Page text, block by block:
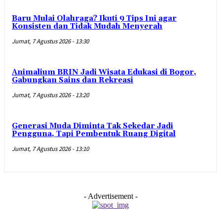
Baru Mulai Olahraga? Ikuti 9 Tips Ini agar
Konsisten dan Tidak Mudah Menyerah
Jumat, 7 Agustus 2026 - 13:30
Animalium BRIN Jadi Wisata Edukasi di Bogor,
Gabungkan Sains dan Rekreasi
Jumat, 7 Agustus 2026 - 13:20
Generasi Muda Diminta Tak Sekedar Jadi
Pengguna, Tapi Pembentuk Ruang Digital
Jumat, 7 Agustus 2026 - 13:10
- Advertisement -